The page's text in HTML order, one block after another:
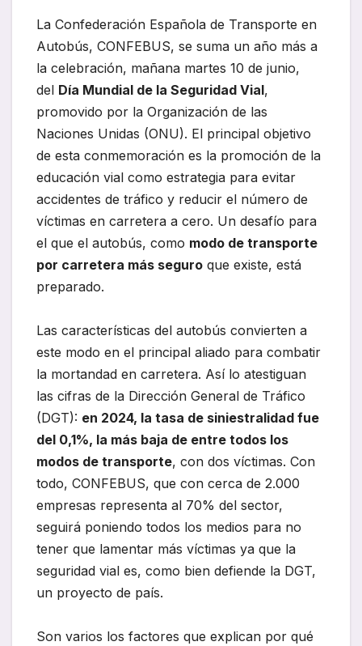
La Confederación Española de Transporte en
Autobús, CONFEBUS, se suma un año más a
la celebración, mañana martes 10 de junio,
del Día Mundial de la Seguridad Vial,
promovido por la Organización de las
Naciones Unidas (ONU). El principal objetivo
de esta conmemoración es la promoción de la
educación vial como estrategia para evitar
accidentes de tráfico y reducir el número de
víctimas en carretera a cero. Un desafío para
el que el autobús, como modo de transporte
por carretera más seguro que existe, está
preparado.
Las características del autobús convierten a
este modo en el principal aliado para combatir
la mortandad en carretera. Así lo atestiguan
las cifras de la Dirección General de Tráfico
(DGT): en 2024, la tasa de siniestralidad fue
del 0,1%, la más baja de entre todos los
modos de transporte, con dos víctimas. Con
todo, CONFEBUS, que con cerca de 2.000
empresas representa al 70% del sector,
seguirá poniendo todos los medios para no
tener que lamentar más víctimas ya que la
seguridad vial es, como bien defiende la DGT,
un proyecto de país.
Son varios los factores que explican por qué